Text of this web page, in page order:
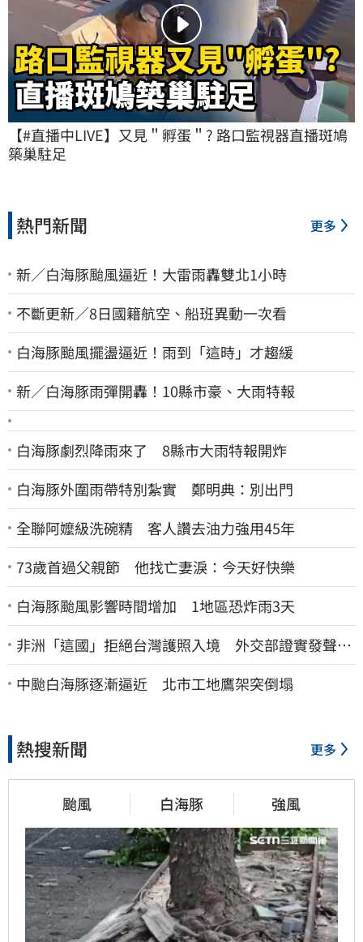
【#直播中LIVE】又見＂孵蛋＂? 路口監視器直播斑鳩
築巢駐足
熱門新聞 更多
新／白海豚颱風逼近！大雷雨轟雙北1小時
不斷更新／8日國籍航空、船班異動一次看
白海豚颱風擺盪逼近！雨到「這時」才趨緩
新／白海豚雨彈開轟！10縣市豪、大雨特報
白海豚劇烈降雨來了 8縣市大雨特報開炸
白海豚外圍雨帶特別紮實 鄭明典：別出門
全聯阿嬤級洗碗精 客人讚去油力強用45年
73歲首過父親節 他找亡妻淚：今天好快樂
白海豚颱風影響時間增加 1地區恐炸雨3天
非洲「這國」拒絕台灣護照入境 外交部證實發聲
了：持續交涉聯繫
中颱白海豚逐漸逼近 北市工地鷹架突倒塌
熱搜新聞 更多
颱風 白海豚 強風